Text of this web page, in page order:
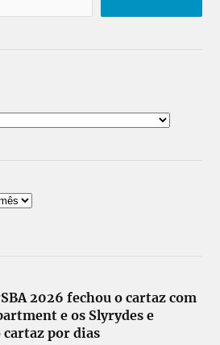
2026 fechou o cartaz com
e os Slyrydes e
cartaz por dias